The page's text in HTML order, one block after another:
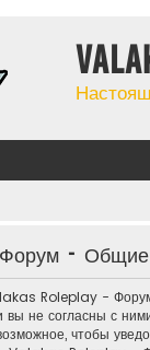
- Общие
Roleplay -
не согласны с
чтобы